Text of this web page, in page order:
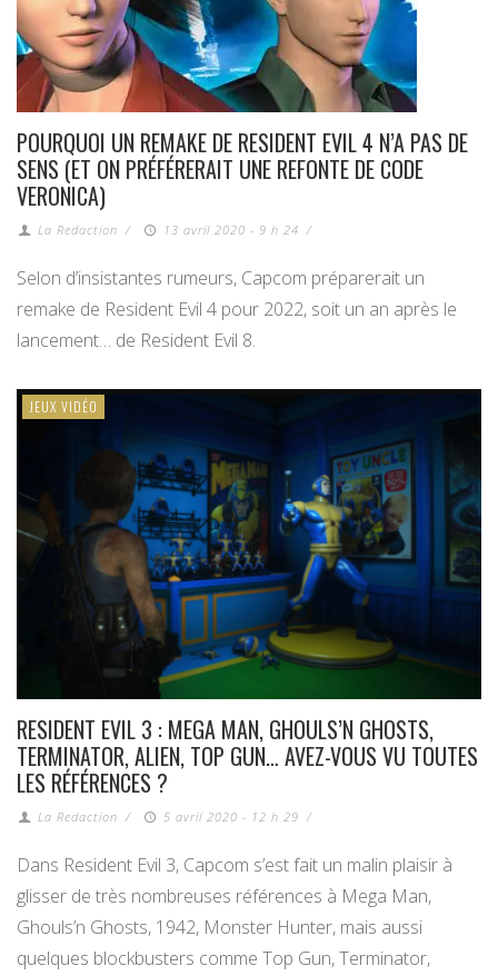
POURQUOI UN REMAKE DE RESIDENT EVIL 4 N’A PAS DE
SENS (ET ON PRÉFÉRERAIT UNE REFONTE DE CODE
VERONICA)
La Redaction / 13 avril 2020 - 9 h 24 /
Selon d’insistantes rumeurs, Capcom préparerait un
remake de Resident Evil 4 pour 2022, soit un an après le
lancement… de Resident Evil 8.
JEUX VIDÉO
RESIDENT EVIL 3 : MEGA MAN, GHOULS’N GHOSTS,
TERMINATOR, ALIEN, TOP GUN… AVEZ-VOUS VU TOUTES
LES RÉFÉRENCES ?
La Redaction / 5 avril 2020 - 12 h 29 /
Dans Resident Evil 3, Capcom s’est fait un malin plaisir à
glisser de très nombreuses références à Mega Man,
Ghouls’n Ghosts, 1942, Monster Hunter, mais aussi
quelques blockbusters comme Top Gun, Terminator,